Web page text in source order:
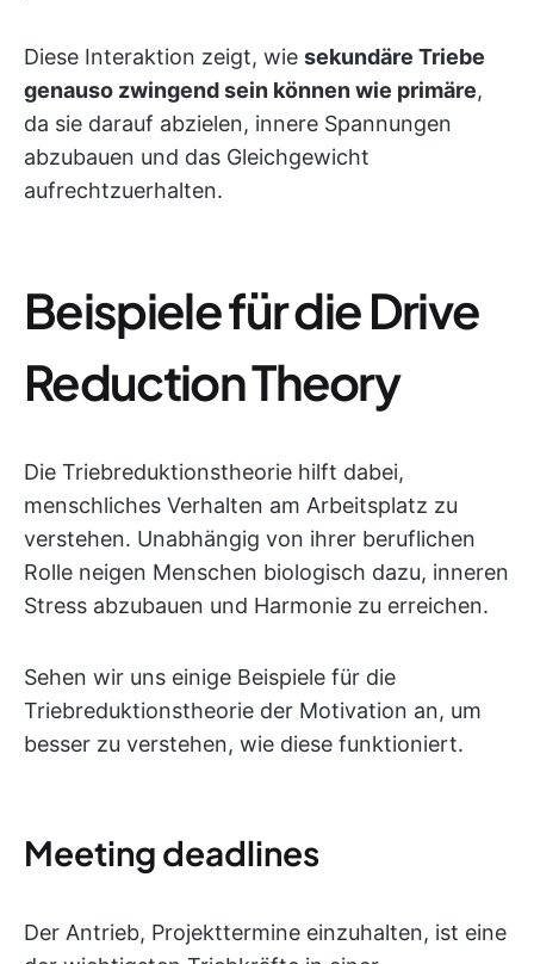
Diese Interaktion zeigt, wie sekundäre Triebe
genauso zwingend sein können wie primäre,
da sie darauf abzielen, innere Spannungen
abzubauen und das Gleichgewicht
aufrechtzuerhalten.
Beispiele für die Drive
Reduction Theory
Die Triebreduktionstheorie hilft dabei,
menschliches Verhalten am Arbeitsplatz zu
verstehen. Unabhängig von ihrer beruflichen
Rolle neigen Menschen biologisch dazu, inneren
Stress abzubauen und Harmonie zu erreichen.
Sehen wir uns einige Beispiele für die
Triebreduktionstheorie der Motivation an, um
besser zu verstehen, wie diese funktioniert.
Meeting deadlines
Der Antrieb, Projekttermine einzuhalten, ist eine